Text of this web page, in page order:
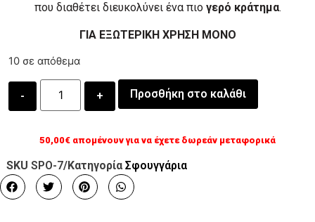
που διαθέτει διευκολύνει ένα πιο γερό κράτημα.
ΓΙΑ ΕΞΩΤΕΡΙΚΗ ΧΡΗΣΗ ΜΟΝΟ
10 σε απόθεμα
Προσθήκη στο καλάθι
50,00€ απομένουν για να έχετε δωρεάν μεταφορικά
SKU SPO-7/Κατηγορία Σφουγγάρια